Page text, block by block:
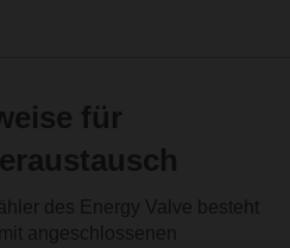
für
des Energy Valve besteht
angeschlossenen